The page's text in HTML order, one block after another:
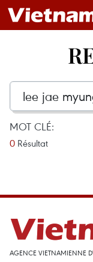
MOT CLÉ:
0 Résultat
AGENCE VIETNAMIENNE